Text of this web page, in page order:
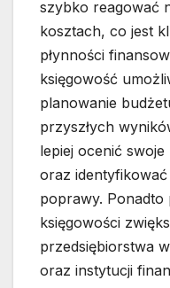
szybko reagować
kosztach, co jest
płynności
księgowość
planowanie
przyszłych
lepiej ocenić
oraz
poprawy. Ponadto
księgowości
przedsiębiorstwa
oraz instytucji